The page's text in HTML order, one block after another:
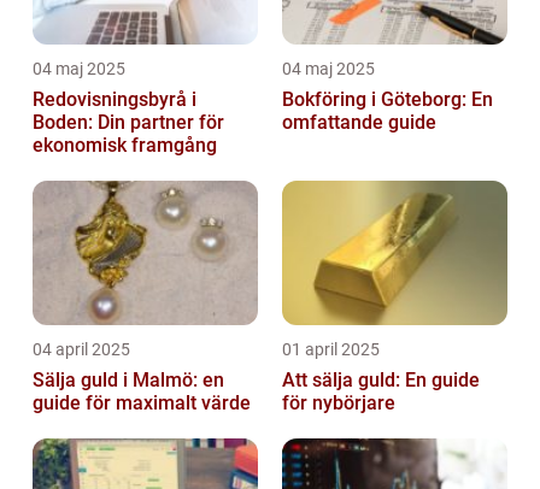
04 maj 2025
Redovisningsbyrå i
Boden: Din partner för
ekonomisk framgång
04 maj 2025
Bokföring i Göteborg: En
omfattande guide
04 april 2025
Sälja guld i Malmö: en
guide för maximalt värde
01 april 2025
Att sälja guld: En guide
för nybörjare